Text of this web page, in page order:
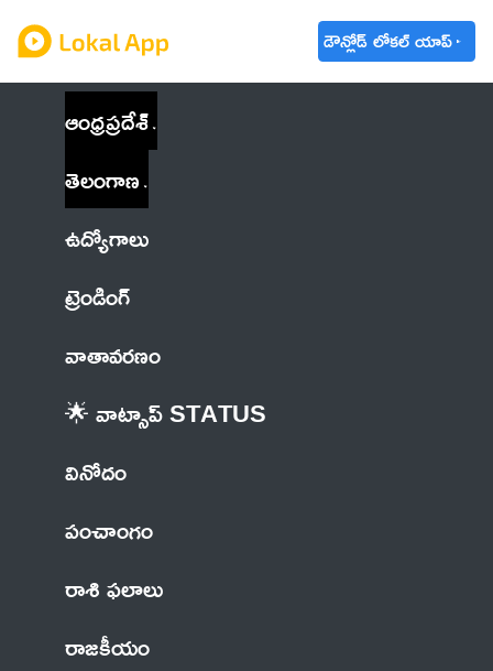
డౌన్లోడ్ లోకల్ యాప్
ఆంధ్రప్రదేశ్
తెలంగాణ
ఉద్యోగాలు
ట్రెండింగ్
వాతావరణం
🌟 వాట్సాప్ STATUS
వినోదం
పంచాంగం
రాశి ఫలాలు
రాజకీయం